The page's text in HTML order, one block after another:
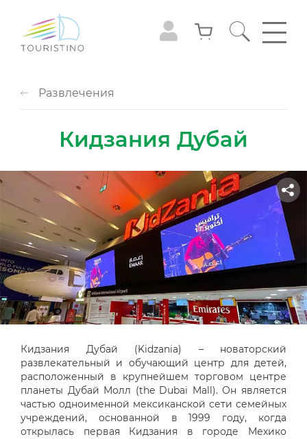
Развлечения
Кидзания Дубай
Кидзания Дубай (Kidzania) – новаторский
развлекательный и обучающий центр для детей,
расположенный в крупнейшем торговом центре
планеты Дубай Молл (theDubai Mall). Он является
частью одноименной мексиканской сети семейных
учреждений, основанной в 1999 году, когда
открылась первая Кидзания в городе Мехико